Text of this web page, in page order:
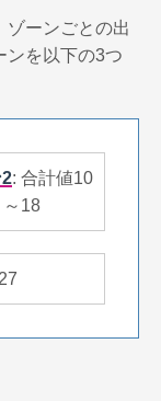
ゾーンごとの出
ンを以下の3つ
: 合計値10
～18